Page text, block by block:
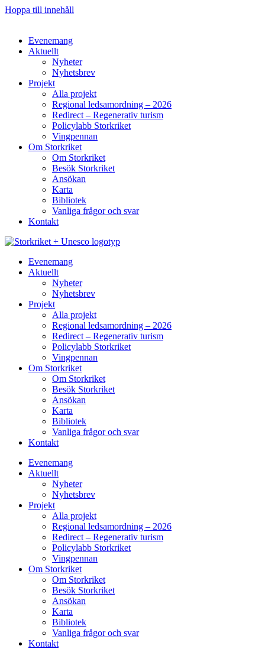
Hoppa till innehåll
Evenemang
Aktuellt
Nyheter
Nyhetsbrev
Projekt
Alla projekt
Regional ledsamordning – 2026
Redirect – Regenerativ turism
Policylabb Storkriket
Vingpennan
Om Storkriket
Om Storkriket
Besök Storkriket
Ansökan
Karta
Bibliotek
Vanliga frågor och svar
Kontakt
Evenemang
Aktuellt
Nyheter
Nyhetsbrev
Projekt
Alla projekt
Regional ledsamordning – 2026
Redirect – Regenerativ turism
Policylabb Storkriket
Vingpennan
Om Storkriket
Om Storkriket
Besök Storkriket
Ansökan
Karta
Bibliotek
Vanliga frågor och svar
Kontakt
Evenemang
Aktuellt
Nyheter
Nyhetsbrev
Projekt
Alla projekt
Regional ledsamordning – 2026
Redirect – Regenerativ turism
Policylabb Storkriket
Vingpennan
Om Storkriket
Om Storkriket
Besök Storkriket
Ansökan
Karta
Bibliotek
Vanliga frågor och svar
Kontakt